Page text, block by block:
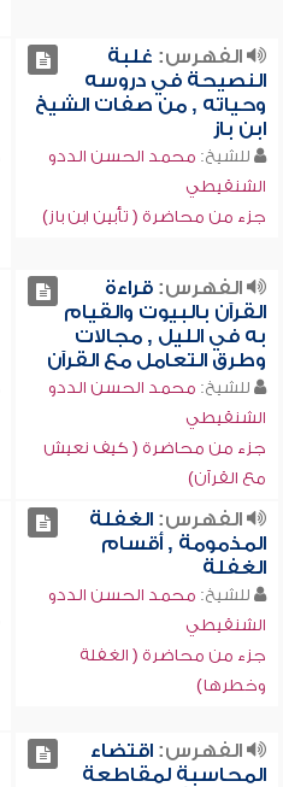
الفهرس: غلبة
النصيحة في دروسه
وحياته , من صفات الشيخ
ابن باز
للشيخ: محمد الحسن الددو
الشنقيطي
جزء من محاضرة ( تأبين ابن باز)
الفهرس:قراءة
القرآن بالبيوت والقيام
به في الليل , مجالات
وطرق التعامل مع القرآن
للشيخ: محمد الحسن الددو
الشنقيطي
جزء من محاضرة ( كيف نعيش
مع القرآن)
الفهرس:الغفلة
المذمومة , أقسام
الغفلة
للشيخ: محمد الحسن الددو
الشنقيطي
جزء من محاضرة ( الغفلة
وخطرها)
الفهرس:اقتضاء
المحاسبة لمقاطعة